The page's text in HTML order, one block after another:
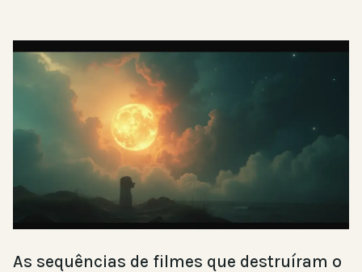
As sequências de filmes que destruíram o